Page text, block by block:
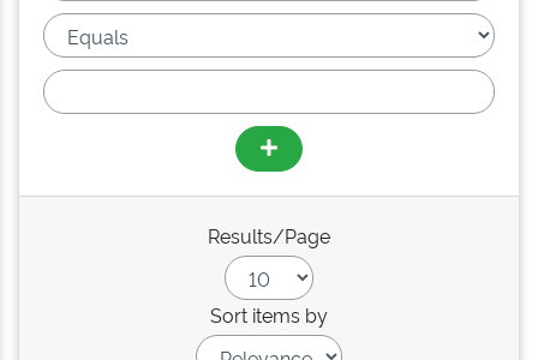
Results/Page
Sort items by